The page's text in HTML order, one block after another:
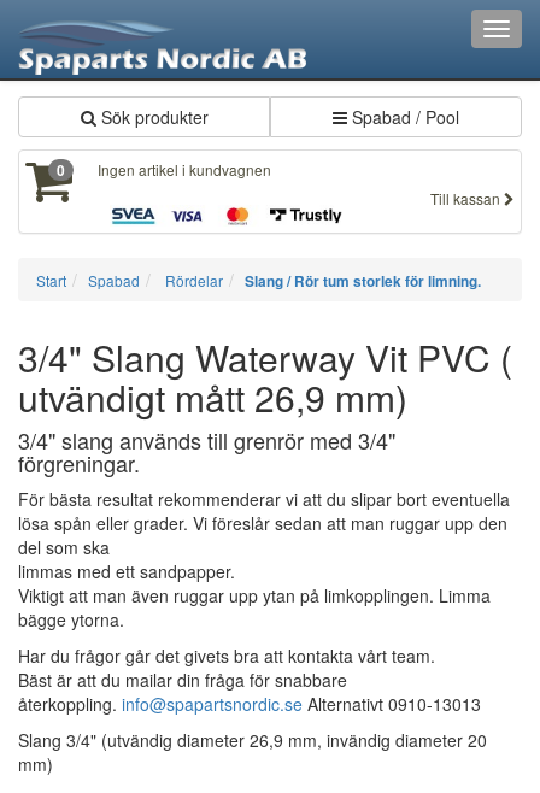
Sök produkter Spabad / Pool
0
Ingen artikel i kundvagnen
Till kassan
Start Spabad Rördelar Slang / Rör tum storlek för limning.
3/4" Slang Waterway Vit PVC (
utvändigt mått 26,9 mm)
3/4" slang används till grenrör med 3/4"
förgreningar.
För bästa resultat rekommenderar vi att du slipar bort eventuella
lösa spån eller grader. Vi föreslår sedan att man ruggar upp den
del som ska
limmas med ett sandpapper.
Viktigt att man även ruggar upp ytan på limkopplingen. Limma
bägge ytorna.
Har du frågor går det givets bra att kontakta vårt team.
Bäst är att du mailar din fråga för snabbare
återkoppling. info@spapartsnordic.se Alternativt 0910-13013
Slang 3/4" (utvändig diameter 26,9 mm, invändig diameter 20
mm)